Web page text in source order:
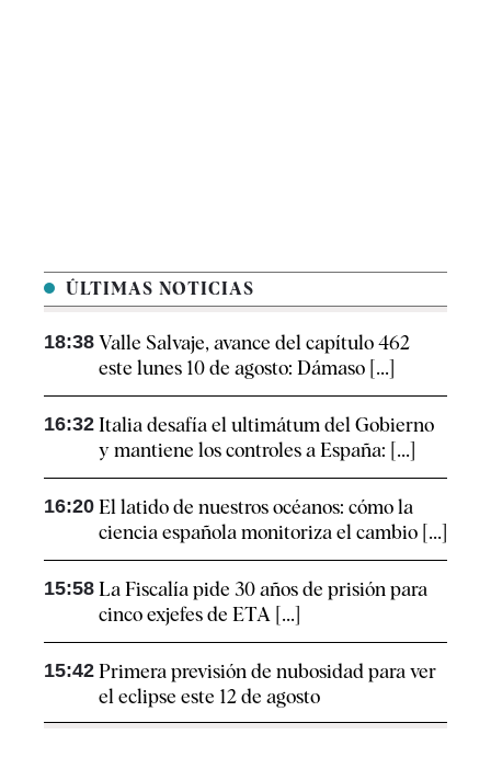
ÚLTIMAS NOTICIAS
18:38 Valle Salvaje, avance del capítulo 462
este lunes 10 de agosto: Dámaso [...]
16:32 Italia desafía el ultimátum del Gobierno
y mantiene los controles a España: [...]
16:20 El latido de nuestros océanos: cómo la
ciencia española monitoriza el cambio [...]
15:58 La Fiscalía pide 30 años de prisión para
cinco exjefes de ETA [...]
15:42 Primera previsión de nubosidad para ver
el eclipse este 12 de agosto